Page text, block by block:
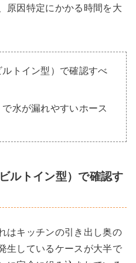
原因特定にかかる時間を大
トイン型）で確認すべ
水が漏れやすいホース
ルトイン型）で確認す
はキッチンの引き出し奥の
生しているケースが大半で